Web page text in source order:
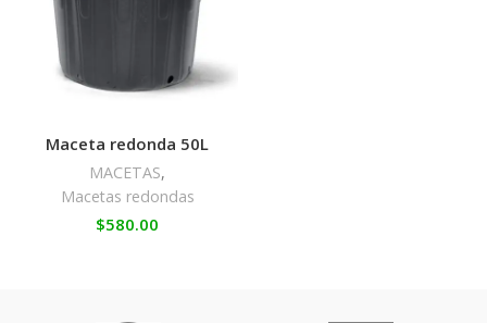
Maceta redonda 50L
MACETAS,
Macetas redondas
$580.00